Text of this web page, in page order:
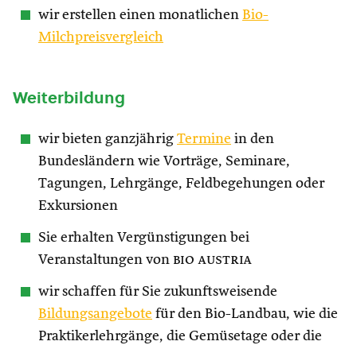
wir erstellen einen monatlichen Bio-
Milchpreisvergleich
Weiterbildung
wir bieten ganzjährig Termine in den
Bundesländern wie Vorträge, Seminare,
Tagungen, Lehrgänge, Feldbegehungen oder
Exkursionen
Sie erhalten Vergünstigungen bei
Veranstaltungen von bio austria
wir schaffen für Sie zukunftsweisende
Bildungsangebote für den Bio-Landbau, wie die
Praktikerlehrgänge, die Gemüsetage oder die